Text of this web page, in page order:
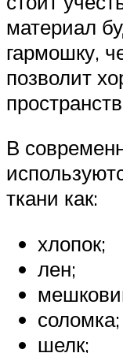
материал
гармошку,
позволит
В
ткани как:
хлопок;
лен;
соломка;
шелк;